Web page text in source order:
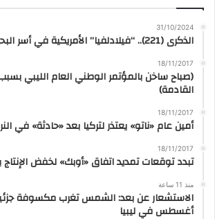
31/10/2024
الذكرى (221).. “فيلادلفيا” الأمريكية في أسر البحارة الطرابلسيين
18/11/2017
(صباح ساخن بالمؤتمر الوطني العام الليبي
القادمة)
18/11/2017
أمين عام «ناتو» يعتذر لتركيا بعد «حادثة» في
18/11/2017
تبدد توقعات تمديد اتفاق «أوبك» لخفض الإنتاج
منذ 11 ساعة
الاستشعار عن بعد: الشمس تغرب مكسوفة
أغسطس في ليبيا